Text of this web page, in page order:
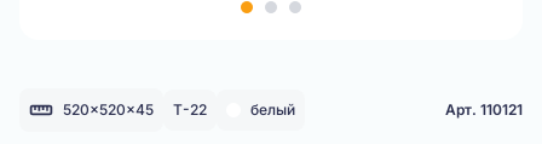
520x520x45 Т-22 белый Арт. 110121